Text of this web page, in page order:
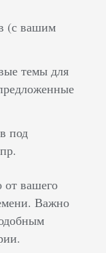
(с вашим
темы для
под
от вашего
Важно